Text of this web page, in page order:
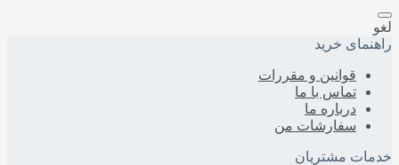
لغو
راهنمای خرید
قوانین و مقررات
تماس با ما
درباره‌ ما
سفارشات من
خدمات مشتریان